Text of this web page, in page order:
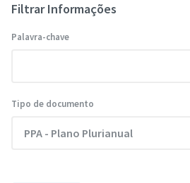
Filtrar Informações
Palavra-chave
Tipo de documento